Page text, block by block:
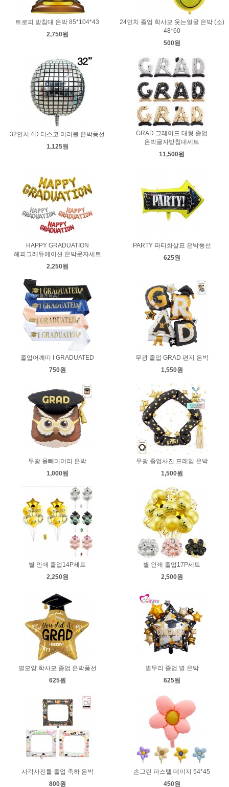
트로피 받침대 은박 85*104*43
2,750원
24인치 졸업 학사모 웃는얼굴 은박 (소)
48*60
500원
32인치 4D 디스코 미러볼 은박풍선
1,125원
GRAD 그레이드 대형 졸업
은박글자받침대세트
11,500원
HAPPY GRADUATION
해피그레듀에이션 은박문자세트
2,250원
PARTY 파티화살표 은박풍선
625원
졸업어깨띠 I GRADUATED
750원
무광 졸업 GRAD 편지 은박
1,550원
무광 올빼미머리 은박
1,000원
무광 졸업사진 프레임 은박
1,500원
별 인쇄 졸업14P세트
2,250원
별 인쇄 졸업17P세트
2,500원
별모양 학사모 졸업 은박풍선
625원
별무리 졸업 별 은박
625원
사각사진틀 졸업 축하 은박
800원
손그린 파스텔 데이지 54*45
450원